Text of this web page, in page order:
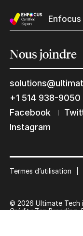
Nousjoindre
+1 514 938-9050
Facebook
Instagram
Termes d’utilisation
© 2026 Ultimate Tech
Crédit :Zen Branding,